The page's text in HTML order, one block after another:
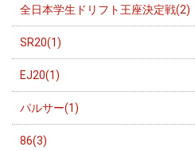
全日本学生ドリフト王座決定戦(2)
SR20(1)
EJ20(1)
パルサー(1)
86(3)